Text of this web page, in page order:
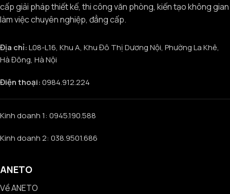
cấp giải pháp thiết kế, thi công văn phòng, kiến tạo không gian
làm việc chuyên nghiệp, đẳng cấp.
Địa chỉ:L08-L16, Khu A, Khu Đô Thị Dương Nội, Phường La Khê,
Hà Đông, Hà Nội
Điện thoại:0984.912.224
Kinh doanh 1: 0945.190.588
Kinh doanh 2: 038.9501.686
ANETO
Về ANETO